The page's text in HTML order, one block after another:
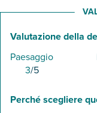
Valutazione della
Paesaggio
3/5
Perché scegliere